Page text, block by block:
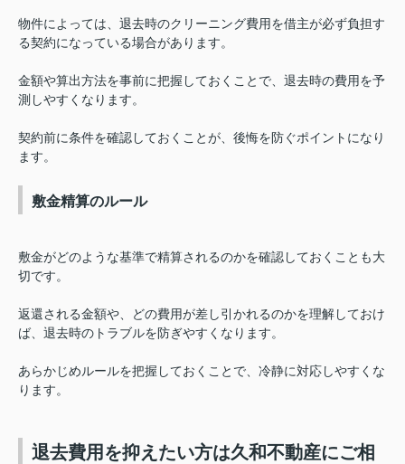
物件によっては、退去時のクリーニング費用を借主が必ず負担す
る契約になっている場合があります。
金額や算出方法を事前に把握しておくことで、退去時の費用を予
測しやすくなります。
契約前に条件を確認しておくことが、後悔を防ぐポイントになり
ます。
敷金精算のルール
敷金がどのような基準で精算されるのかを確認しておくことも大
切です。
返還される金額や、どの費用が差し引かれるのかを理解しておけ
ば、退去時のトラブルを防ぎやすくなります。
あらかじめルールを把握しておくことで、冷静に対応しやすくな
ります。
退去費用を抑えたい方は久和不動産にご相